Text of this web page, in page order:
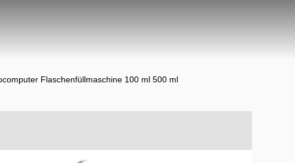
Flaschenfüllmaschine 100 ml 500 ml